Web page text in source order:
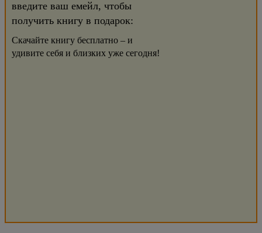
введите ваш емейл, чтобы
получить книгу в подарок:
Скачайте книгу бесплатно – и
удивите себя и близких уже сегодня!